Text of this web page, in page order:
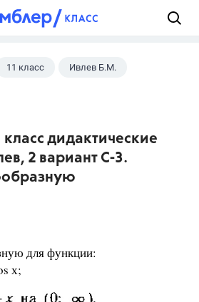
11 класс Ивлев Б.М.
класс дидактические
2 вариант С-3.
для функции:
х;